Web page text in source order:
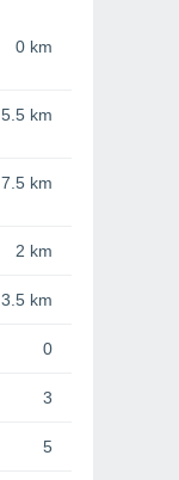
0 km
5.5 km
7.5 km
2 km
3.5 km
0
3
5